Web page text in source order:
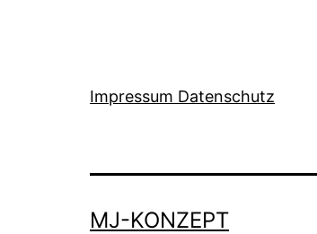
Impressum Datenschutz
MJ-KONZEPT